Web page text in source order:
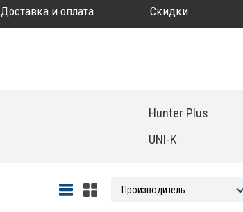
Доставка и оплата Скидки
Hunter Plus
UNI-K